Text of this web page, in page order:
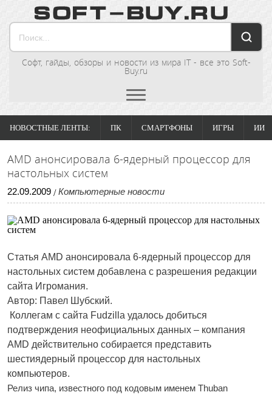
Софт, гайды, обзоры и новости из мира IT - все это Soft-
Buy.ru
НОВОСТНЫЕ ЛЕНТЫ: ПК СМАРТФОНЫ ИГРЫ ИИ
AMD анонсировала 6-ядерный процессор для
настольных систем
22.09.2009 / Компьютерные новости
Статья AMD анонсировала 6-ядерный процессор для
настольных систем добавлена с разрешения редакции
сайта Игромания.
Автор: Павел Шубский.
Коллегам с сайта Fudzilla удалось добиться
подтверждения неофициальных данных – компания
AMD действительно собирается представить
шестиядерный процессор для настольных
компьютеров.
Релиз чипа, известного под кодовым именем Thuban